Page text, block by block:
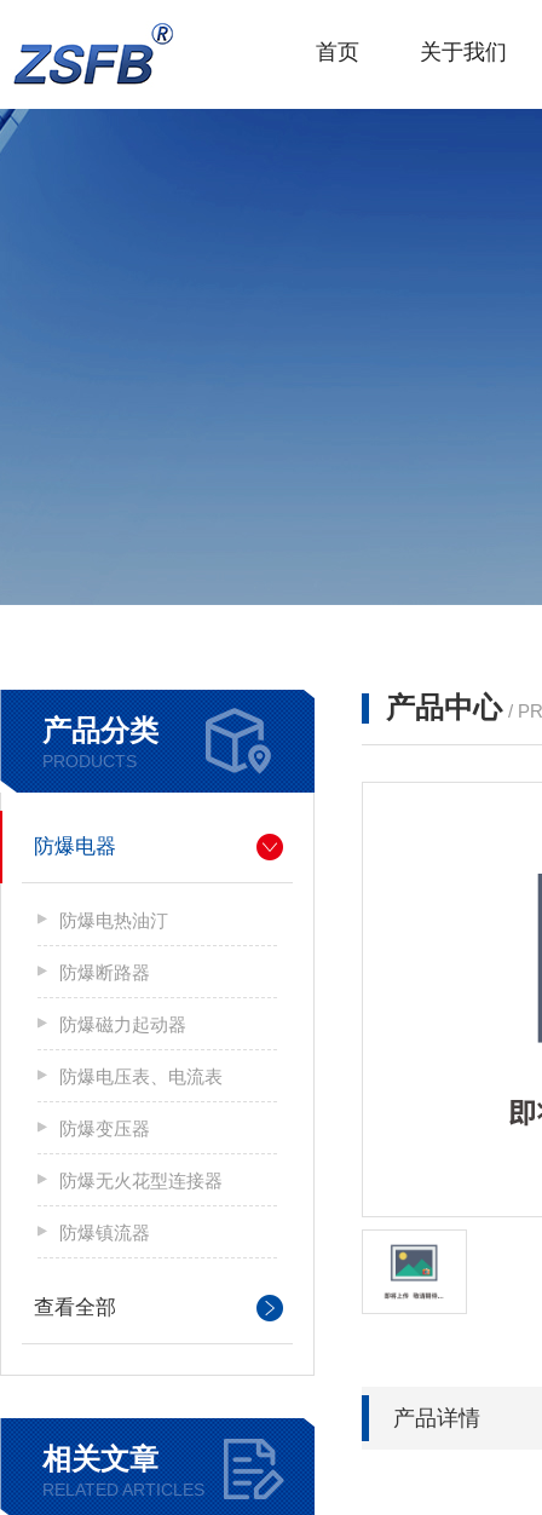
首页 关于我们
产品分类
PRODUCTS
防爆电器
防爆电热油汀
防爆断路器
防爆磁力起动器
防爆电压表、电流表
防爆变压器
防爆无火花型连接器
防爆镇流器
查看全部
相关文章
RELATED ARTICLES
产品中心 /
产品详情